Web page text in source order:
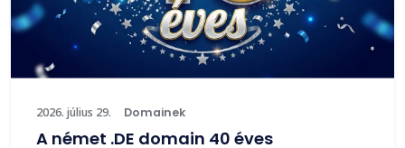
2026. július 29. Domainek
A német .DE domain 40 éves